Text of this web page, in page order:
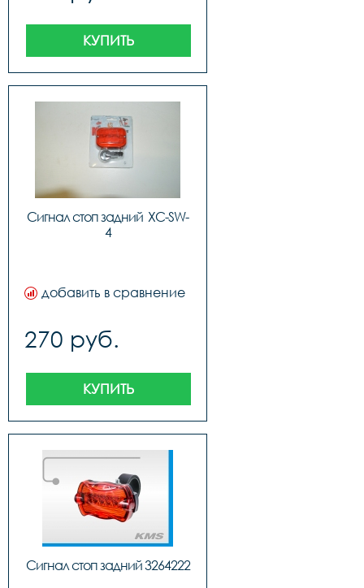
КУПИТЬ
Сигнал стоп задний  XC-SW-
4
добавить в сравнение
270 руб.
КУПИТЬ
Сигнал стоп задний 3264222